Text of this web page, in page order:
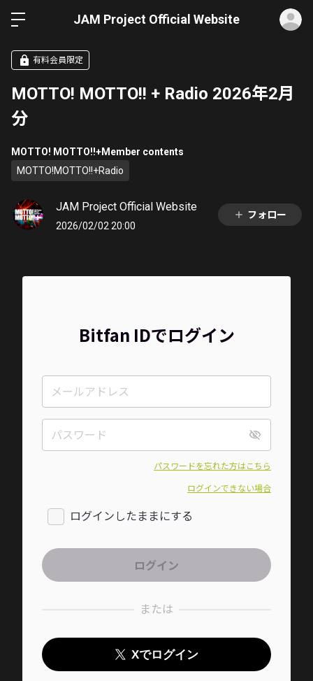
JAM Project Official Website
有料会員限定
MOTTO! MOTTO!! + Radio 2026年2月
分
MOTTO! MOTTO!!+Member contents
MOTTO!MOTTO!!+Radio
JAM Project Official Website
2026/02/02 20:00
フォロー
Bitfan IDでログイン
パスワードを忘れた方はこちら
ログインできない場合
ログインしたままにする
または
Xでログイン